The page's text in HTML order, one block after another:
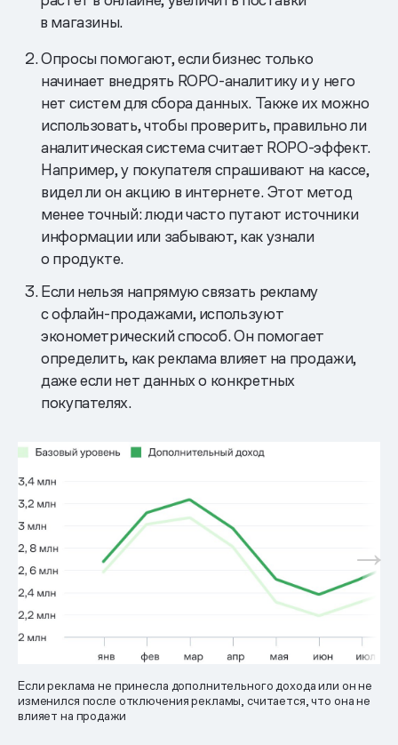
в магазины.
Опросы помогают, если бизнес только
начинает внедрять ROPO-аналитику и у него
нет систем для сбора данных. Также их можно
использовать, чтобы проверить, правильно ли
аналитическая система считает ROPO-эффект.
Например, у покупателя спрашивают на кассе,
видел ли он акцию в интернете. Этот метод
менее точный: люди часто путают источники
информации или забывают, как узнали
о продукте.
Если нельзя напрямую связать рекламу
с офлайн-продажами, используют
эконометрический способ. Он помогает
определить, как реклама влияет на продажи,
даже если нет данных о конкретных
покупателях.
Если реклама не принесла дополнительного дохода или он не
изменился после отключения рекламы, считается, что она не
влияет на продажи